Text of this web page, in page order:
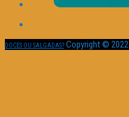
DOCES OU SALGADAS? Copyright © 2022